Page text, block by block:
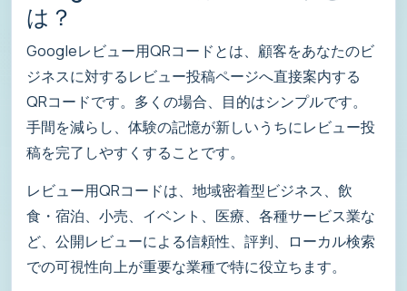
は？
Googleレビュー用QRコードとは、顧客をあなたのビ
ジネスに対するレビュー投稿ページへ直接案内する
QRコードです。多くの場合、目的はシンプルです。
手間を減らし、体験の記憶が新しいうちにレビュー投
稿を完了しやすくすることです。
レビュー用QRコードは、地域密着型ビジネス、飲
食・宿泊、小売、イベント、医療、各種サービス業な
ど、公開レビューによる信頼性、評判、ローカル検索
での可視性向上が重要な業種で特に役立ちます。